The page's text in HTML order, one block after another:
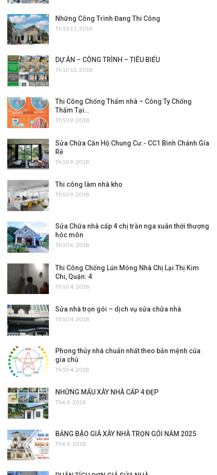
Những Công Trình Đang Thi Công
Th10 11, 2018
DỰ ÁN – CÔNG TRÌNH – TIÊU BIỂU
Th10 11, 2018
Thi Công Chống Thấm nhà – Công Ty Chống
Thấm Tại…
Th10 9, 2018
Sửa Chữa Căn Hộ Chung Cư.- CC1 Bình Chánh Gía
Rẻ
Th10 9, 2018
Thi công làm nhà kho
Th10 9, 2018
Sửa Chữa nhà cấp 4 chị trần nga xuân thới thượng
hóc môn
Th10 6, 2018
Thi Công Chống Lún Móng Nhà Chị Lại Thị Kim
Chi, Quận: 4
Th10 4, 2018
Sửa nhà trọn gói – dịch vụ sửa chữa nhà
Th10 4, 2018
Phong thủy nhà chuẩn nhất theo bản mệnh của
gia chủ
Th10 4, 2018
NHỮNG MẨU XÂY NHÀ CẤP 4 ĐẸP
Th6 9, 2018
BẢNG BÁO GIÁ XÂY NHÀ TRỌN GÓI NĂM 2025
Th6 9, 2018